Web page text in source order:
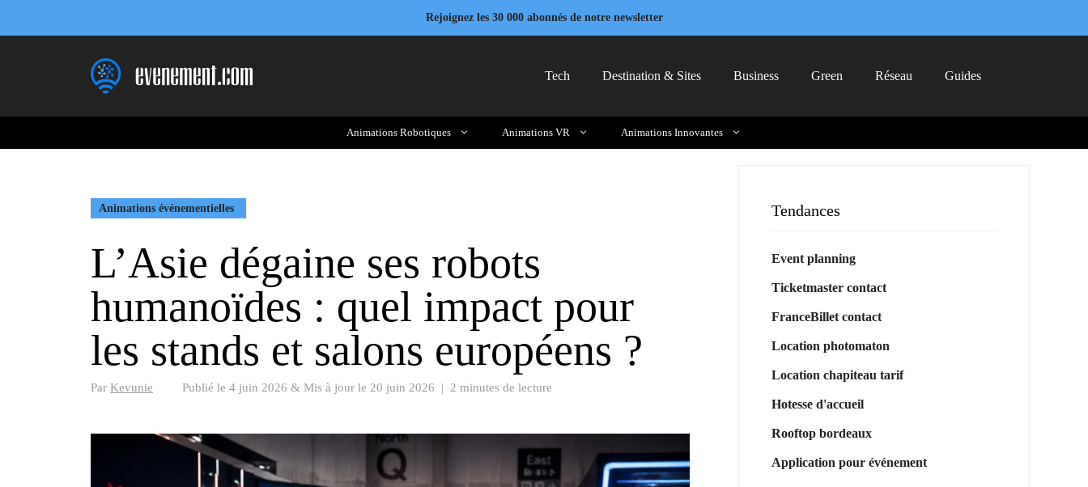
Rejoignez les 30 000 abonnés de notre newsletter
Tech Destination & Sites Business Green Réseau Guides
Animations Robotiques Animations VR Animations Innovantes
Animations événementielles
L’Asie dégaine ses robots
humanoïdes : quel impact pour
les stands et salons européens ?
Par Kevunie Publié le 4 juin 2026 & Mis à jour le 20 juin 2026 | 2 minutes de lecture
Tendances
Event planning
Ticketmaster contact
FranceBillet contact
Location photomaton
Location chapiteau tarif
Hotesse d'accueil
Rooftop bordeaux
Application pour événement